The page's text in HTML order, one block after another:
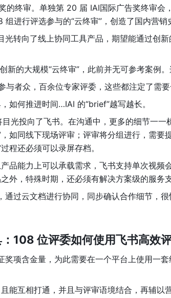
的终审。单独第 20 届 IAI国际广告奖终审会
进行评选参与的“云终审”，创造了国内营销
转向了线上协同工具产品，期望能通过创
的大规模“云终审”，此前并无可参考案例。
者众，百余位专家评委，这些都注定了需要
如何推进时间…IAI 的“brief”越写越长。
光投向了飞书。在沟通中，更多的细节一
如同线下现场评审；评审将分组进行，需要
程还必须可以录屏存档。
品能力上可以承载需求，飞书支持单次视频
外，特殊时期，还必须有解决方案级的服务支
过云文档进行协同，同步确认合作细节，很
108 位评委如何使用飞书高效
奖项含金量，为此需要在一个平台上使用一
能互相打通，并且与评审语境结合，再辅以